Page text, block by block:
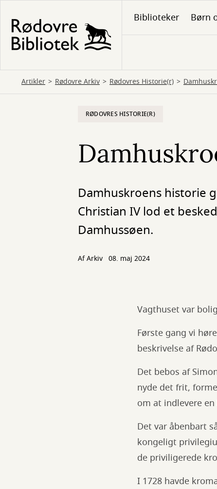
hovedindhold
Biblioteker Børn
Artikler Rødovre Arkiv Rødovres Historie(r)
RØDOVRES HISTORIE(R)
Damhuskroens historie
Christian IV lod et
Damhussøen.
Af Arkiv 08. maj 2024
Vagthuset var
Første gang vi
beskrivelse af
Det bebos af
nyde det frit,
om at indlevere
Det var åbenbart
kongeligt
de priviligerede
I 1728 havde